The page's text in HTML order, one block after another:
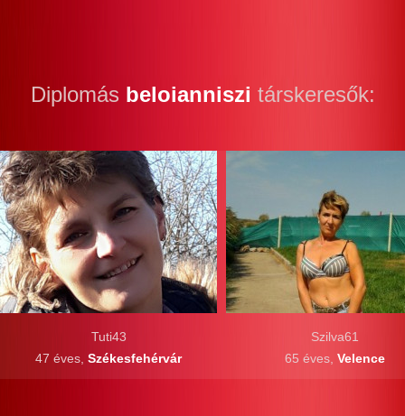
Diplomás beloianniszi társkeresők:
Tuti43
47 éves, Székesfehérvár
Szilva61
65 éves, Velence